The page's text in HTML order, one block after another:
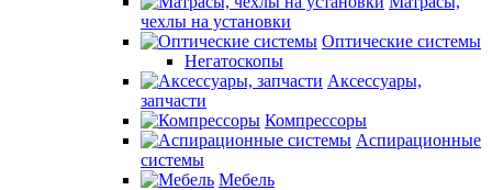
чехлы на установки
Оптические системы
Негатоскопы
Аксессуары,
запчасти
Компрессоры
Аспирационные
системы
Мебель